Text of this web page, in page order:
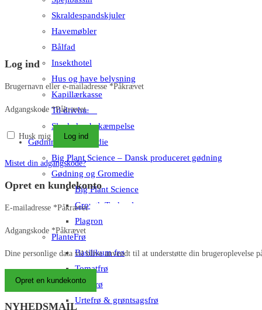
Skraldespandskjuler
Havemøbler
Bålfad
Insekthotel
Hus og have belysning
Kapillærkasse
Til drivhuset
Skadedyrsbekæmpelse
Gødning & Gromedie
Big Plant Science – Dansk produceret gødning
Gødning og Gromedie
Big Plant Science
Growth Technology
Plagron
PlanteFrø
Basilikum frø
Tomatfrø
Chilifrø
Urtefrø & grøntsagsfrø
Log ind
Brugernavn eller e-mailadresse *Påkrævet
Adgangskode *Påkrævet
Husk mig Log ind
Mistet din adgangskode?
Opret en kundekonto
E-mailadresse *Påkrævet
Adgangskode *Påkrævet
Dine personlige data vil blive anvendt til at understøtte din
Opret en kundekonto
NYHEDSMAIL